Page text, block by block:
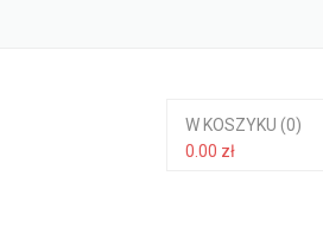
W KOSZYKU (0)
0.00 zł